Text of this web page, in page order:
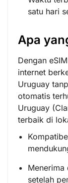
satu hari
Apa
Dengan
internet
Uruguay
otomatis
Uruguay
terbaik di
Menerima
setelah